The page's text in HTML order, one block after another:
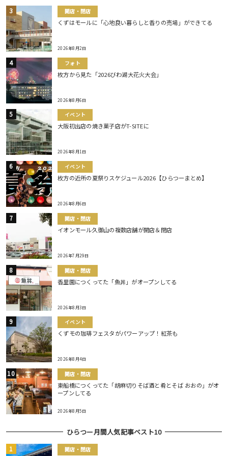
開店・閉店
くずはモールに「心地良い暮らしと香りの売場」ができてる
2026年8月2日
フォト
枚方から見た「2026びわ湖大花火大会」
2026年8月6日
イベント
大阪初出店の焼き菓子店がT-SITEに
2026年8月1日
イベント
枚方の近所の夏祭りスケジュール2026【ひらつーまとめ】
2026年8月6日
開店・閉店
イオンモール久御山の複数店舗が開店＆閉店
2026年7月29日
開店・閉店
香里園につくってた「魚丼」がオープンしてる
2026年8月3日
イベント
くずモの珈琲フェスタがパワーアップ！紅茶も
2026年8月4日
開店・閉店
東船橋につくってた「胡麻切りそば酒と肴とそば おおの」がオ
ープンしてる
2026年8月5日
ひらつー月間人気記事ベスト10
開店・閉店